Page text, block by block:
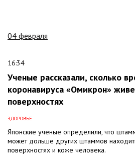
04 февраля
16:34
Ученые рассказали, сколько
коронавируса «Омикрон»
поверхностях
ЗДОРОВЬЕ
Японские ученые определили, что
может дольше других штаммов
поверхностях и коже человека.